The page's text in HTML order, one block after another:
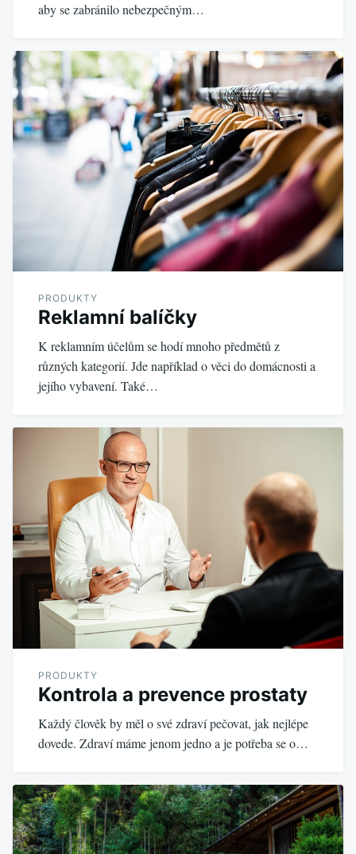
aby se zabránilo nebezpečným…
PRODUKTY
Reklamní balíčky
K reklamním účelům se hodí mnoho předmětů z
různých kategorií. Jde například o věci do domácnosti a
jejího vybavení. Také…
PRODUKTY
Kontrola a prevence prostaty
Každý člověk by měl o své zdraví pečovat, jak nejlépe
dovede. Zdraví máme jenom jedno a je potřeba se o…